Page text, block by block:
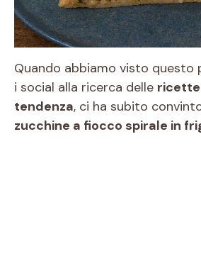
Quando abbiamo visto questo
i social alla ricerca delle ricette
tendenza, ci ha subito
zucchine a fiocco spirale in